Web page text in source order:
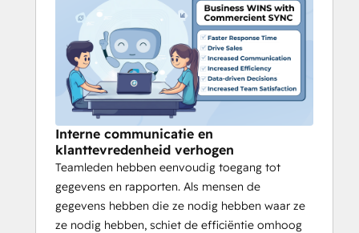
Interne communicatie en
klanttevredenheid verhogen
Teamleden hebben eenvoudig toegang tot
gegevens en rapporten. Als mensen de
gegevens hebben die ze nodig hebben waar ze
ze nodig hebben, schiet de efficiëntie omhoog